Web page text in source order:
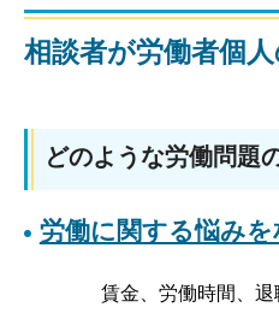
相談者が労働者個
どのような労働問題
労働に関する悩み
賃金、労働時間、